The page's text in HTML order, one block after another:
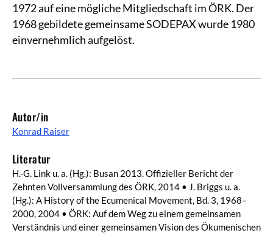
1972 auf eine mögliche Mitgliedschaft im ÖRK. Der
1968 gebildete gemeinsame SODEPAX wurde 1980
einvernehmlich aufgelöst.
Autor/in
Konrad Raiser
Literatur
H.-G. Link u. a. (Hg.): Busan 2013. Offizieller Bericht der
Zehnten Vollversammlung des ÖRK, 2014 • J. Briggs u. a.
(Hg.): A History of the Ecumenical Movement, Bd. 3, 1968–
2000, 2004 • ÖRK: Auf dem Weg zu einem gemeinsamen
Verständnis und einer gemeinsamen Vision des Ökumenischen